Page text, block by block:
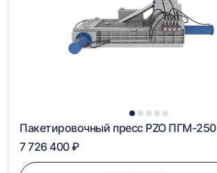
1 2 3 4 5
Пакетировочный пресс PZO ПГМ-250
7 726 400 ₽